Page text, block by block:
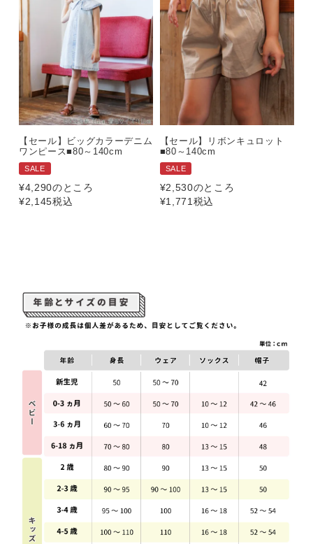
【セール】ビッグカラーデニム
ワンピース■80～140cm
SALE
¥4,290のところ
¥2,145税込
【セール】リボンキュロット
■80～140cm
SALE
¥2,530のところ
¥1,771 税込